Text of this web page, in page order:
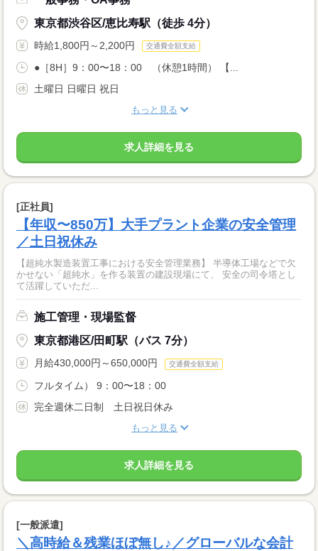
東京都渋谷区/恵比寿駅（徒歩 4分）
時給1,800円～2,200円 交通費全額支給
●［8H］9：00〜18：00 （休憩1時間） 【...
土曜日 日曜日 祝日
もっと見る
求人詳細を見る
[正社員]
【年収〜850万】大手プラント企業の安全管理
／土日祝休み
【超純水製造装置工事における安全管理業務】 半導体工場などで欠
かせない「超純水」を作る装置の建設現場にて、 安全の司令塔とし
て活躍していただ...
施工管理・現場監督
東京都港区/田町駅（バス 7分）
月給430,000円～650,000円 交通費全額支給
フルタイム） 9：00〜18：00
完全週休二日制 土日祝日休み
もっと見る
求人詳細を見る
[一般派遣]
＼高時給＆残業ほぼ無し♪／グローバルな会計